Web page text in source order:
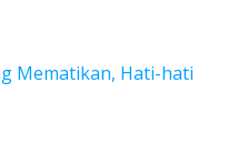
Mematikan, Hati-hati